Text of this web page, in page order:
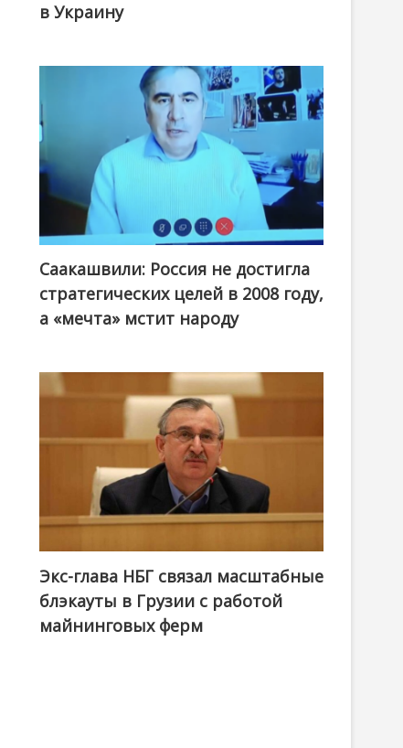
в Украину
Саакашвили: Россия не достигла
стратегических целей в 2008 году,
а «мечта» мстит народу
Экс-глава НБГ связал масштабные
блэкауты в Грузии с работой
майнинговых ферм